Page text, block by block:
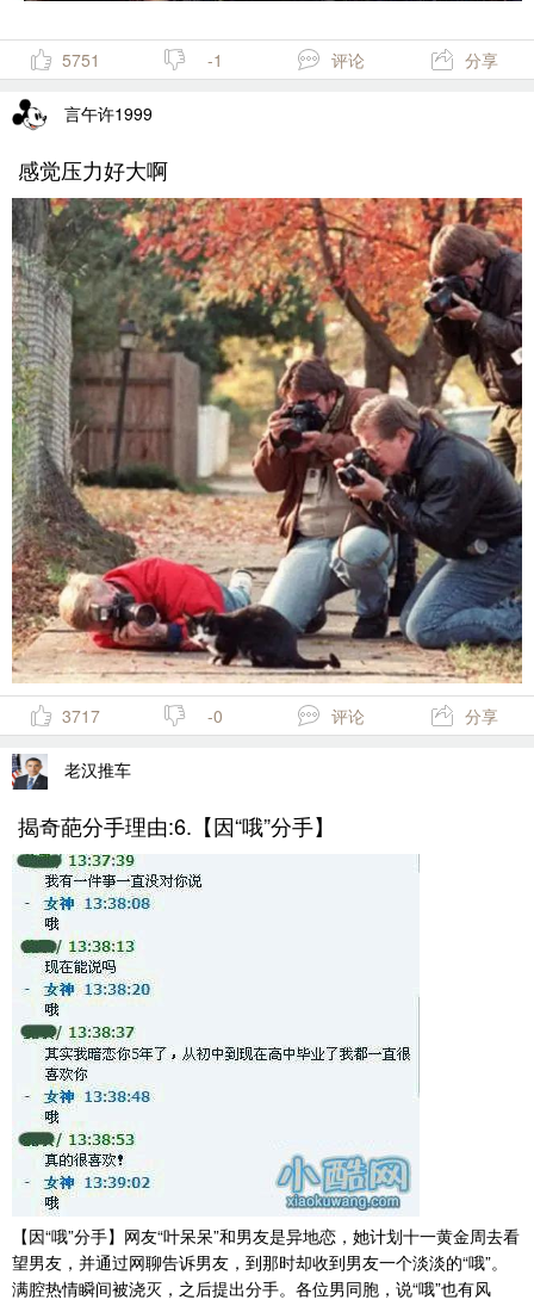
5751 -1 评论 分享
言午许1999
感觉压力好大啊
3717 -0 评论 分享
老汉推车
揭奇葩分手理由:6.【因“哦”分手】
【因“哦”分手】网友“叶呆呆”和男友是异地恋，她计划十一黄金周去看
望男友，并通过网聊告诉男友，到那时却收到男友一个淡淡的“哦”。
满腔热情瞬间被浇灭，之后提出分手。各位男同胞，说“哦”也有风